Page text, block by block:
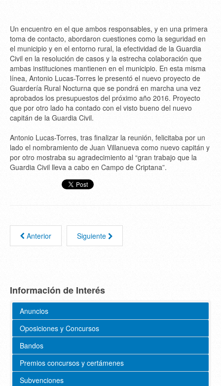
Un encuentro en el que ambos responsables, y en una primera
toma de contacto, abordaron cuestiones como la seguridad en
el municipio y en el entorno rural, la efectividad de la Guardia
Civil en la resolución de casos y la estrecha colaboración que
ambas instituciones mantienen en el municipio. En esta misma
línea, Antonio Lucas-Torres le presentó el nuevo proyecto de
Guardería Rural Nocturna que se pondrá en marcha una vez
aprobados los presupuestos del próximo año 2016. Proyecto
que por otro lado ha contado con el visto bueno del nuevo
capitán de la Guardia Civil.
Antonio Lucas-Torres, tras finalizar la reunión, felicitaba por un
lado el nombramiento de Juan Villanueva como nuevo capitán y
por otro mostraba su agradecimiento al “gran trabajo que la
Guardia Civil lleva a cabo en Campo de Criptana”.
Anterior Siguiente
Información de Interés
Anuncios
Oposiciones y Concursos
Bandos
Premios concursos y certámenes
Subvenciones